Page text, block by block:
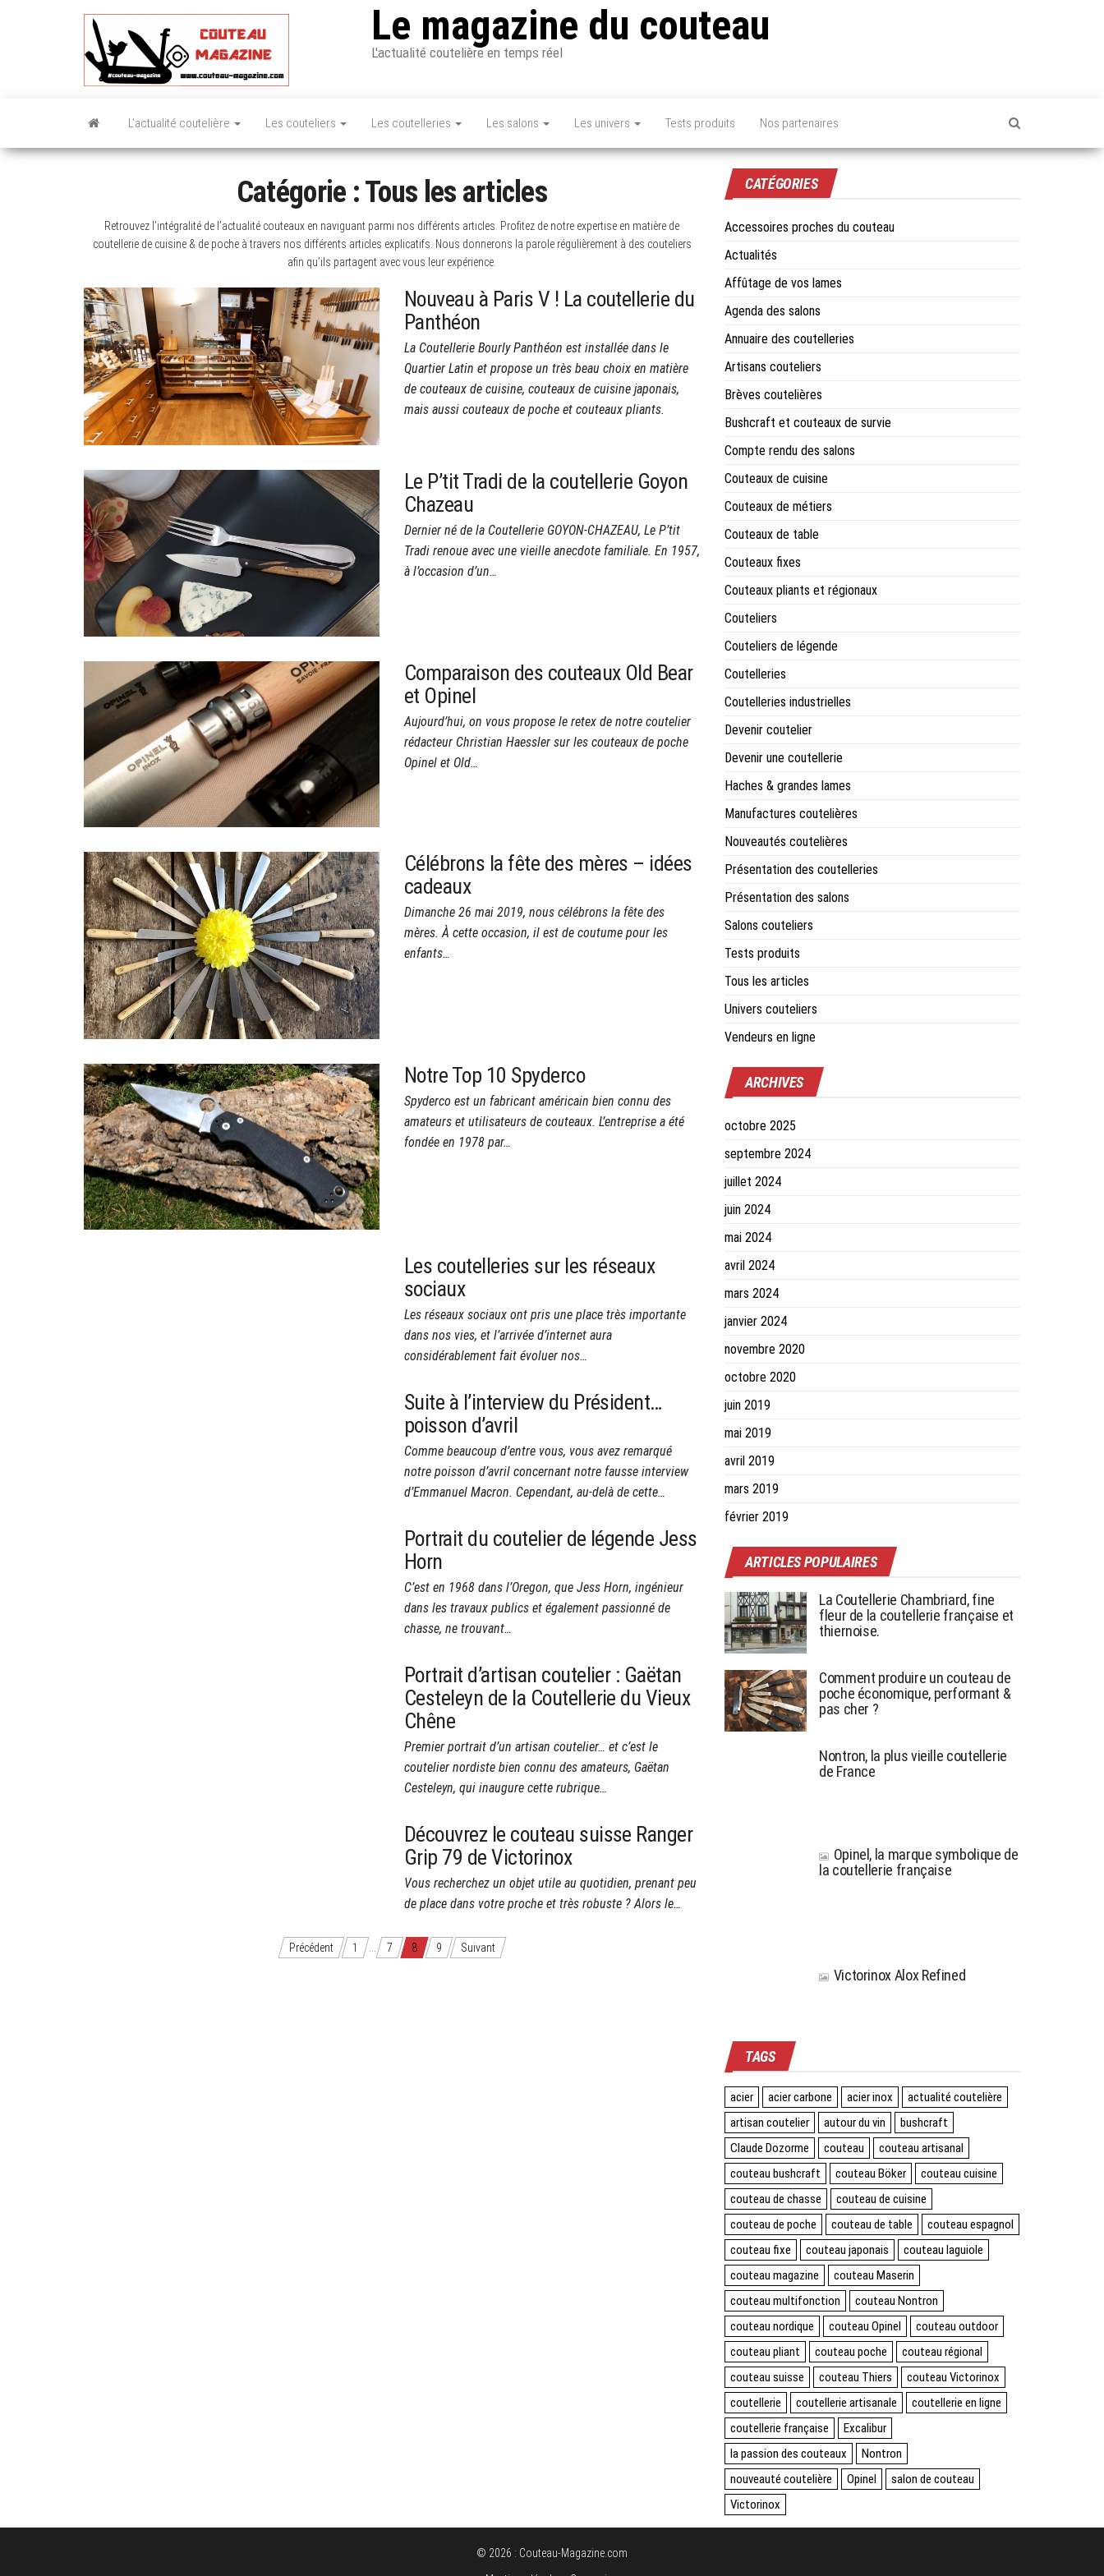
Le magazine du couteau
L'actualité coutelière en temps réel
L’actualité coutelière Les couteliers Les coutelleries Les salons Les univers Tests produits Nos partenaires
Catégorie :Tous les articles
Retrouvez l’intégralité de l’actualité couteaux en naviguant parmi nos différents articles. Profitez de notre expertise en matière de
coutellerie de cuisine & de poche à travers nos différents articles explicatifs. Nous donnerons la parole régulièrement à des couteliers
afin qu’ils partagent avec vous leur expérience.
Nouveau à Paris V ! La coutellerie du
Panthéon
La Coutellerie Bourly Panthéon est installée dans le
Quartier Latin et propose un très beau choix en matière
de couteaux de cuisine, couteaux de cuisine japonais,
mais aussi couteaux de poche et couteaux pliants.
Le P’tit Tradi de la coutellerie Goyon
Chazeau
Dernier né de la Coutellerie GOYON-CHAZEAU, Le P’tit
Tradi renoue avec une vieille anecdote familiale. En 1957,
à l’occasion d’un…
Comparaison des couteaux Old Bear
et Opinel
Aujourd’hui, on vous propose le retex de notre coutelier
rédacteur Christian Haessler sur les couteaux de poche
Opinel et Old…
Célébrons la fête des mères – idées
cadeaux
Dimanche 26 mai 2019, nous célébrons la fête des
mères. À cette occasion, il est de coutume pour les
enfants…
Notre Top 10 Spyderco
Spyderco est un fabricant américain bien connu des
amateurs et utilisateurs de couteaux. L’entreprise a été
fondée en 1978 par…
Les coutelleries sur les réseaux
sociaux
Les réseaux sociaux ont pris une place très importante
dans nos vies, et l’arrivée d’internet aura
considérablement fait évoluer nos…
Suite à l’interview du Président…
poisson d’avril
Comme beaucoup d’entre vous, vous avez remarqué
notre poisson d’avril concernant notre fausse interview
d’Emmanuel Macron. Cependant, au-delà de cette…
Portrait du coutelier de légende Jess
Horn
C’est en 1968 dans l’Oregon, que Jess Horn, ingénieur
dans les travaux publics et également passionné de
chasse, ne trouvant…
Portrait d’artisan coutelier : Gaëtan
Cesteleyn de la Coutellerie du Vieux
Chêne
Premier portrait d’un artisan coutelier… et c’est le
coutelier nordiste bien connu des amateurs, Gaëtan
Cesteleyn, qui inaugure cette rubrique…
Découvrez le couteau suisse Ranger
Grip 79 de Victorinox
Vous recherchez un objet utile au quotidien, prenant peu
de place dans votre proche et très robuste ? Alors le…
Précédent 1 … 7 8 9 Suivant
CATÉGORIES
Accessoires proches du couteau
Actualités
Affûtage de vos lames
Agenda des salons
Annuaire des coutelleries
Artisans couteliers
Brèves coutelières
Bushcraft et couteaux de survie
Compte rendu des salons
Couteaux de cuisine
Couteaux de métiers
Couteaux de table
Couteaux fixes
Couteaux pliants et régionaux
Couteliers
Couteliers de légende
Coutelleries
Coutelleries industrielles
Devenir coutelier
Devenir une coutellerie
Haches & grandes lames
Manufactures coutelières
Nouveautés coutelières
Présentation des coutelleries
Présentation des salons
Salons couteliers
Tests produits
Tous les articles
Univers couteliers
Vendeurs en ligne
ARCHIVES
octobre 2025
septembre 2024
juillet 2024
juin 2024
mai 2024
avril 2024
mars 2024
janvier 2024
novembre 2020
octobre 2020
juin 2019
mai 2019
avril 2019
mars 2019
février 2019
ARTICLES POPULAIRES
La Coutellerie Chambriard, fine
fleur de la coutellerie française et
thiernoise.
Comment produire un couteau de
poche économique, performant &
pas cher ?
Nontron, la plus vieille coutellerie
de France
Opinel, la marque symbolique de
la coutellerie française
Victorinox Alox Refined
TAGS
acier acier carbone acier inox
actualité coutelière
artisan coutelier
autour du vin
bushcraft
Claude Dozorme
couteau
couteau artisanal
couteau bushcraft
couteau Böker
couteau cuisine
couteau de chasse
couteau de cuisine
couteau de poche
couteau de table
couteau espagnol
couteau fixe
couteau japonais
couteau laguiole
couteau magazine
couteau Maserin
couteau multifonction
couteau Nontron
couteau nordique
couteau Opinel
couteau outdoor
couteau pliant
couteau poche
couteau régional
couteau suisse
couteau Thiers
couteau Victorinox
coutellerie
coutellerie artisanale
coutellerie en ligne
coutellerie française
Excalibur
la passion des couteaux
Nontron
nouveauté coutelière
Opinel
salon de couteau
Victorinox
© 2026 : Couteau-Magazine.com